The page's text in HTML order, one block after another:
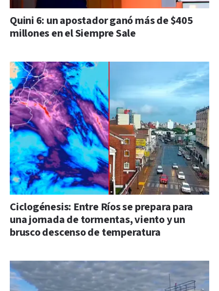
Quini 6: un apostador ganó más de $405
millones en el Siempre Sale
Ciclogénesis: Entre Ríos se prepara para
una jornada de tormentas, viento y un
brusco descenso de temperatura